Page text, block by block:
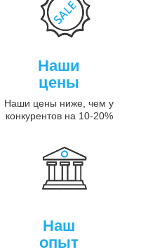
Наши
цены
Наши цены ниже, чем у
конкурентов на 10-20%
Наш
опыт